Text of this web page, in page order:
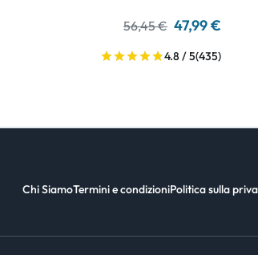
56,45 € 47,99 €
4.8 / 5(435)
Chi SiamoTermini e condizioniPolitica sulla